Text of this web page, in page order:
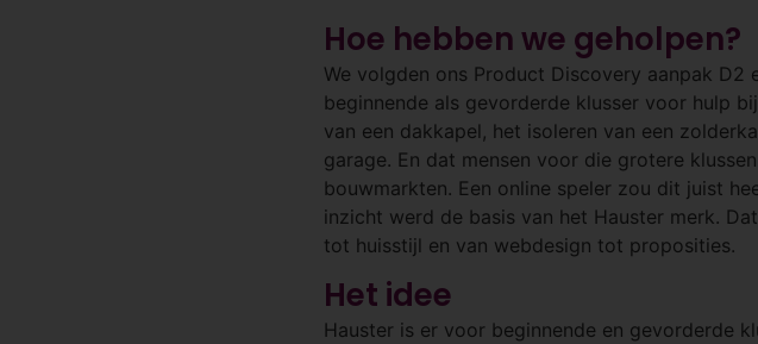
Hoe hebben we geholpen?
We volgden ons Product Discovery aanpak
beginnende als gevorderde klusser voor hulp
van een dakkapel, het isoleren van een
garage. En dat mensen voor die grotere
bouwmarkten. Een online speler zou dit juist
inzicht werd de basis van het Hauster merk.
tot huisstijl en van webdesign tot proposities.
Het idee
Hauster is er voor beginnende en gevorderde